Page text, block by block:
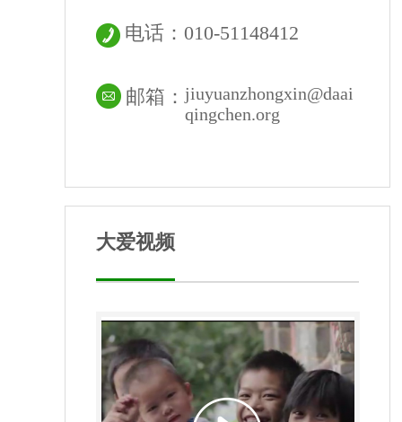
电话：010-51148412
邮箱：jiuyuanzhongxin@daai
qingchen.org
大爱视频